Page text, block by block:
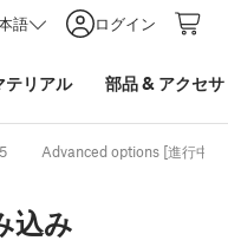
語 ログイン
テリアル 部品& アクセ
Advanced options [進行中の
込み